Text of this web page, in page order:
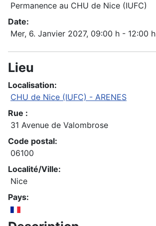
Permanence au CHU de Nice (IUFC)
Date:
Mer, 6. Janvier 2027, 09:00 h - 12:00 h
Lieu
Localisation:
CHU de Nice (IUFC) - ARENES
Rue :
31 Avenue de Valombrose
Code postal:
06100
Localité/Ville:
Nice
Pays: